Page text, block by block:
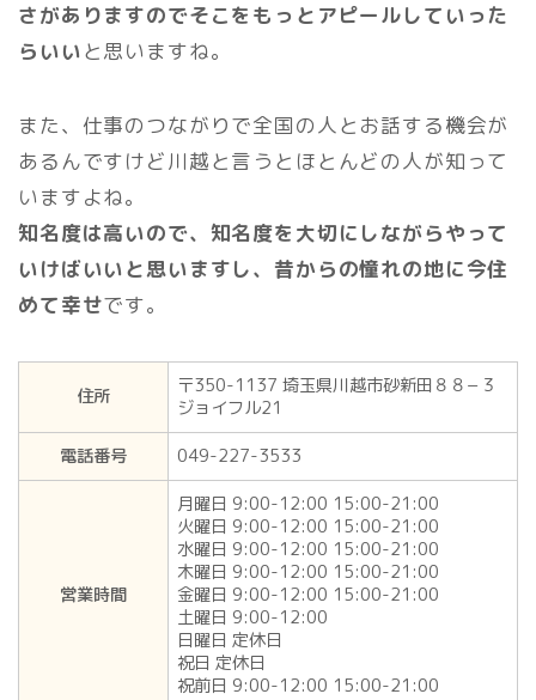
さがありますのでそこをもっとアピールしていった
らいいと思いますね。
また、仕事のつながりで全国の人とお話する機会が
あるんですけど川越と言うとほとんどの人が知って
いますよね。
知名度は高いので、知名度を大切にしながらやって
いけばいいと思いますし、昔からの憧れの地に今住
めて幸せです。
住所
〒350-1137 埼玉県川越市砂新田８８−３
ジョイフル21
電話番号
049-227-3533
営業時間
月曜日 9:00-12:00 15:00-21:00
火曜日 9:00-12:00 15:00-21:00
水曜日 9:00-12:00 15:00-21:00
木曜日 9:00-12:00 15:00-21:00
金曜日 9:00-12:00 15:00-21:00
土曜日 9:00-12:00
日曜日 定休日
祝日 定休日
祝前日 9:00-12:00 15:00-21:00